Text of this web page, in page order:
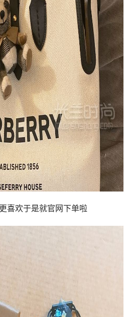
喜欢于是就官网下单啦